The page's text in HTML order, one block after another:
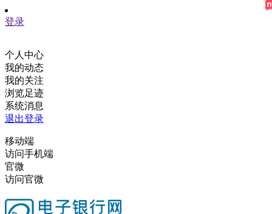
登录
个人中心
我的动态
我的关注
浏览足迹
系统消息
退出登录
移动端
访问手机端
官微
访问官微